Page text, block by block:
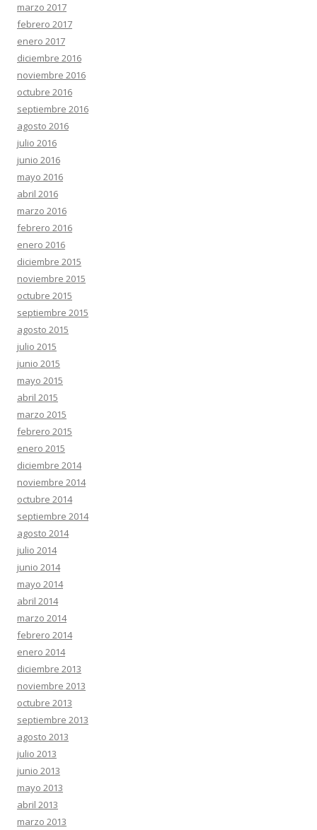
marzo 2017
febrero 2017
enero 2017
diciembre 2016
noviembre 2016
octubre 2016
septiembre 2016
agosto 2016
julio 2016
junio 2016
mayo 2016
abril 2016
marzo 2016
febrero 2016
enero 2016
diciembre 2015
noviembre 2015
octubre 2015
septiembre 2015
agosto 2015
julio 2015
junio 2015
mayo 2015
abril 2015
marzo 2015
febrero 2015
enero 2015
diciembre 2014
noviembre 2014
octubre 2014
septiembre 2014
agosto 2014
julio 2014
junio 2014
mayo 2014
abril 2014
marzo 2014
febrero 2014
enero 2014
diciembre 2013
noviembre 2013
octubre 2013
septiembre 2013
agosto 2013
julio 2013
junio 2013
mayo 2013
abril 2013
marzo 2013